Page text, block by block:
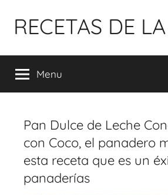
para
conteúdo
RECETAS DE
Menu
Pan Dulce de Leche
con Coco, el panadero
esta receta que es un
panaderías